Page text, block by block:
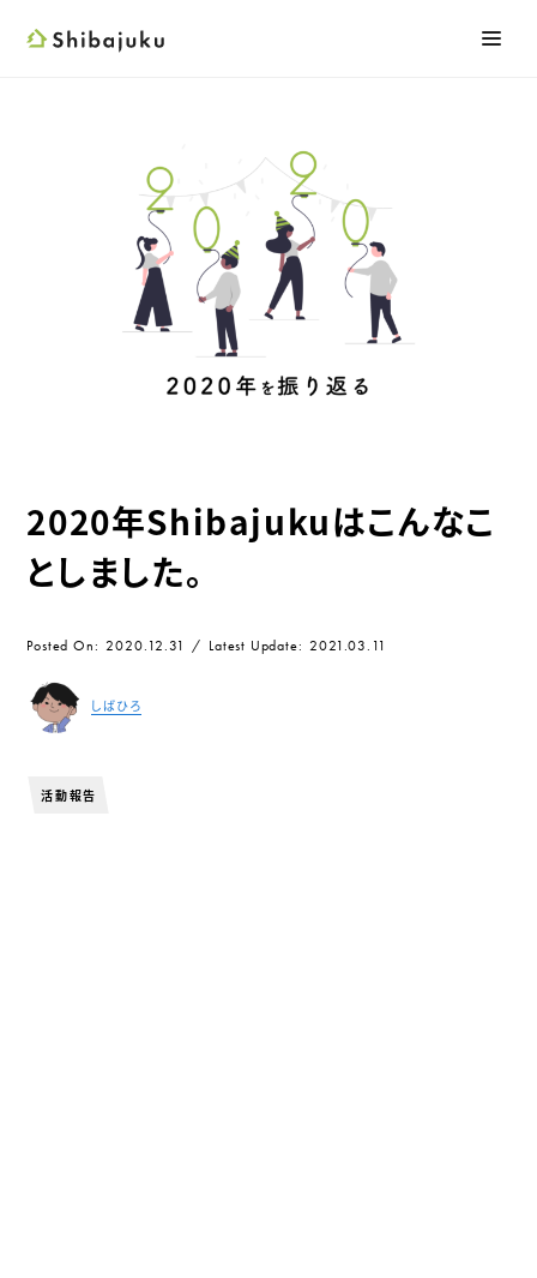
Shibajuku
メニ
検索フォー
2020年Shibajukuはこんなこ
としました。
Posted On 2020.12.31 Latest Update 2021.03.11
AUTHORしばひろ
活動報告